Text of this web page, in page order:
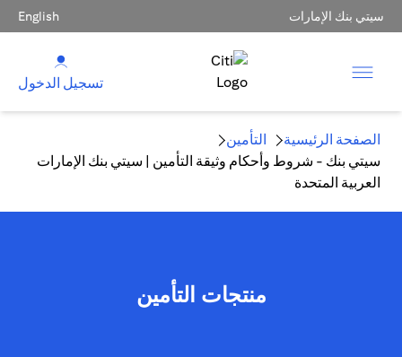
سيتي بنك الإمارات English
تسجيل الدخول
الصفحة الرئيسية
التأمين
سيتي بنك - شروط وأحكام وثيقة التأمين | سيتي بنك الإمارات
العربية المتحدة
منتجات التأمين